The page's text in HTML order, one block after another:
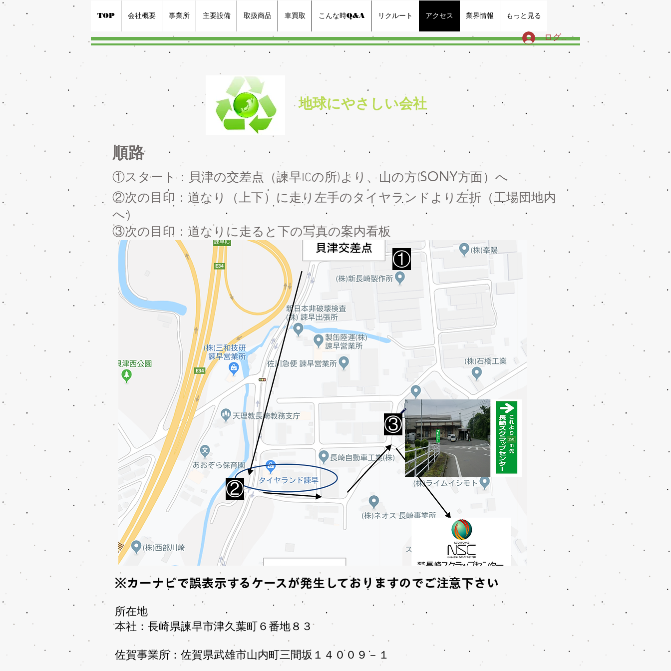
TOP 会社概要 事業所 主要設備 取扱商品 車買取 こんな時Q&A リクルート アクセス 業界情報 もっと見る
ログイン
​地球にやさしい会社
​順路
①スタート：貝津の交差点（諫早ICの所)より、山の方(SONY方面）へ
②次の目印：道なり（上下）に走り左手のタイヤランド より左折（工場団地内
へ）
​③次の目印：道なりに走ると下の写真の案内看板
​①
​②
​③
※カーナビで誤表示するケースが発生しておりますのでご注意下さい
​所在地
本社：長崎県諫早市津久葉町６番地８３
佐賀事業所：佐賀県武雄市山内町三間坂１４００９－１